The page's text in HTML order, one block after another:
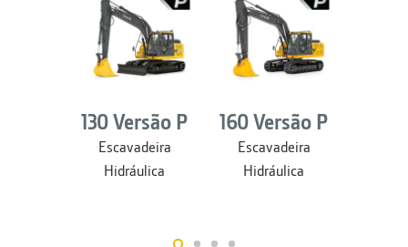
130 Versão P
Escavadeira
Hidráulica
160 Versão P
Escavadeira
Hidráulica